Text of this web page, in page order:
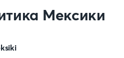
Мексики